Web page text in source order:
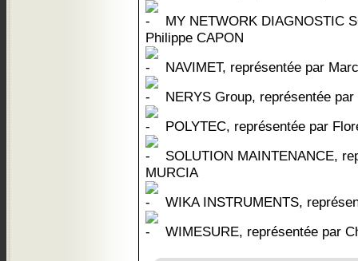
MY NETWORK DIAGNOSTIC
Philippe CAPON
NAVIMET, représentée par
NERYS Group, représentée
POLYTEC, représentée par
SOLUTION MAINTENANCE,
MURCIA
WIKA INSTRUMENTS,
WIMESURE, représentée par